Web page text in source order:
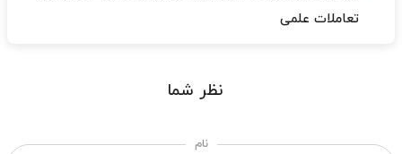
تعاملات علمی
نظر شما
نام